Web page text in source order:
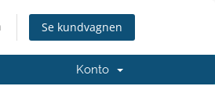
Se kundvagnen
Konto